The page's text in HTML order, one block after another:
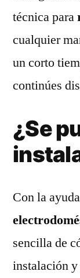
técnica para
cualquier
un corto
continúes
¿Se
Con la
sencilla de
instalación